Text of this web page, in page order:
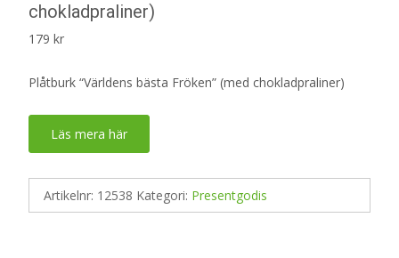
chokladpraliner)
179 kr
Plåtburk “Världens bästa Fröken” (med chokladpraliner)
Läs mera här
Artikelnr: 12538 Kategori: Presentgodis